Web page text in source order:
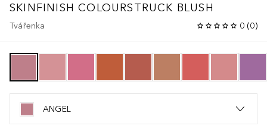
SKINFINISH COLOURSTRUCK BLUSH
Tvářenka 0 (0)
ANGEL